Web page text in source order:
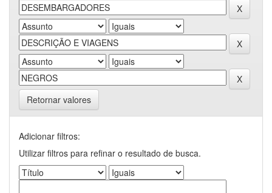
Retornar valores
Adicionar filtros:
Utilizar filtros para refinar o resultado de busca.